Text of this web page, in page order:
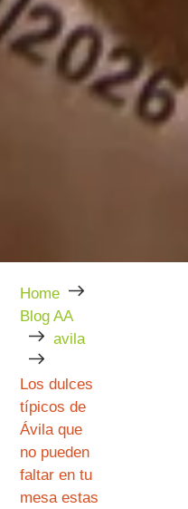
Home
Blog AA
avila
Los dulces
típicos de
Ávila que
no pueden
faltar en tu
mesa estas